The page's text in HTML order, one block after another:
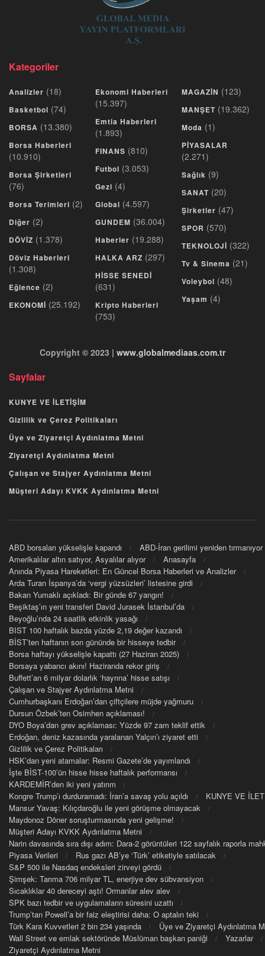
Kategoriler
Analizler (18)
Basketbol (74)
BORSA (13.380)
Borsa Haberleri
(10.910)
Borsa Şirketleri
(76)
Borsa Terimleri (2)
Diğer (2)
DÖVİZ (1.378)
Döviz Haberleri
(1.308)
Eğlence (2)
EKONOMİ (25.192)
Ekonomi Haberleri
(15.397)
Emtia Haberleri
(1.893)
FINANS (810)
Futbol (3.053)
Gezi (4)
Global (4.597)
GUNDEM (36.004)
Haberler (19.288)
HALKA ARZ (297)
HİSSE SENEDİ
(631)
Kripto Haberleri
(753)
MAGAZİN (123)
MANŞET (19.362)
Moda (1)
PİYASALAR
(2.271)
Sağlık (9)
SANAT (20)
Şirketler (47)
SPOR (570)
TEKNOLOJİ (322)
Tv & Sinema (21)
Voleybol (48)
Yaşam (4)
Copyright © 2023 | www.globalmediaas.com.tr
Sayfalar
KUNYE VE İLETİŞİM
Gizlilik ve Çerez Politikaları
Üye ve Ziyaretçi Aydınlatma Metni
Ziyaretçi Aydınlatma Metni
Çalışan ve Stajyer Aydınlatma Metni
Müşteri Adayı KVKK Aydınlatma Metni
ABD borsaları yükselişle kapandı
ABD-İran gerilimi yeniden tırmanıyor
Amerikalılar altın satıyor, Asyalılar alıyor
Anasayfa
Anında Piyasa Hareketleri: En Güncel Borsa Haberleri ve Analizler
Arda Turan İspanya’da ‘vergi yüzsüzleri’ listesine girdi
Bakan Yumaklı açıkladı: Bir günde 67 yangın!
Beşiktaş’ın yeni transferi David Jurasek İstanbul’da
Beyoğlu’nda 24 saatlik etkinlik yasağı
BIST 100 haftalık bazda yüzde 2,19 değer kazandı
BİST’ten haftanın son gününde bir hisseye tedbir
Borsa haftayı yükselişle kapattı (27 Haziran 2025)
Borsaya yabancı akını! Haziranda rekor giriş
Buffett’an 6 milyar dolarlık ‘hayrına’ hisse satışı
Çalışan ve Stajyer Aydınlatma Metni
Cumhurbaşkanı Erdoğan’dan çiftçilere müjde yağmuru
Dursun Özbek’ten Osimhen açıklaması!
DYO Boya’dan grev açıklaması: Yüzde 97 zam teklif ettik
Erdoğan, deniz kazasında yaralanan Yalçın’ı ziyaret etti
Gizlilik ve Çerez Politikaları
HSK’dan yeni atamalar: Resmi Gazete’de yayımlandı
İşte BİST-100’ün hisse hisse haftalık performansı
KARDEMİR’den iki yeni yatırım
Kongre Trump’ı durduramadı: İran’a savaş yolu açıldı
KUNYE VE
Mansur Yavaş: Kılıçdaroğlu ile yeni görüşme olmayacak
Maydonoz Döner soruşturmasında yeni gelişme!
Müşteri Adayı KVKK Aydınlatma Metni
Narin davasında sıra dışı adım: Dara-2 görüntüleri 122 sayfalık raporla
Piyasa Verileri
Rus gazı AB’ye ‘Türk’ etiketiyle satılacak
S&P 500 ile Nasdaq endeksleri zirveyi gördü
Şimşek: Tarıma 706 milyar TL, enerjiye dev sübvansiyon
Sıcaklıklar 40 dereceyi aştı! Ormanlar alev alev
SPK bazı tedbir ve uygulamaların süresini uzattı
Trump’tan Powell’a bir faiz eleştirisi daha: O aptalın teki
Türk Kara Kuvvetleri 2 bin 234 yaşında
Üye ve Ziyaretçi Aydınlatma
Wall Street ve emlak sektöründe Müslüman başkan paniği
Yazarlar
Ziyaretçi Aydınlatma Metni